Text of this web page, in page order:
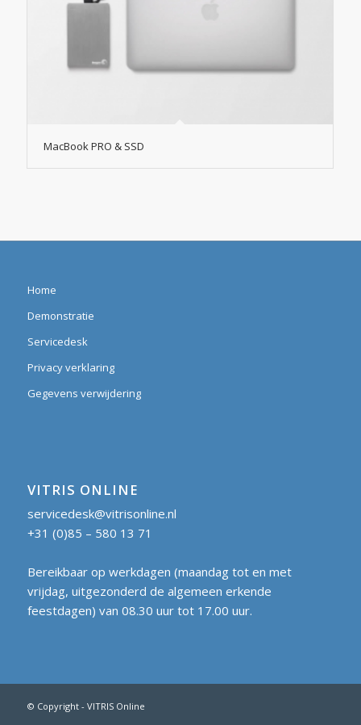
MacBook PRO & SSD
Home
Demonstratie
Servicedesk
Privacy verklaring
Gegevens verwijdering
VITRIS ONLINE
servicedesk@vitrisonline.nl
+31 (0)85 – 580 13 71
Bereikbaar op werkdagen (maandag tot en met
vrijdag, uitgezonderd de algemeen erkende
feestdagen) van 08.30 uur tot 17.00 uur.
© Copyright - VITRIS Online